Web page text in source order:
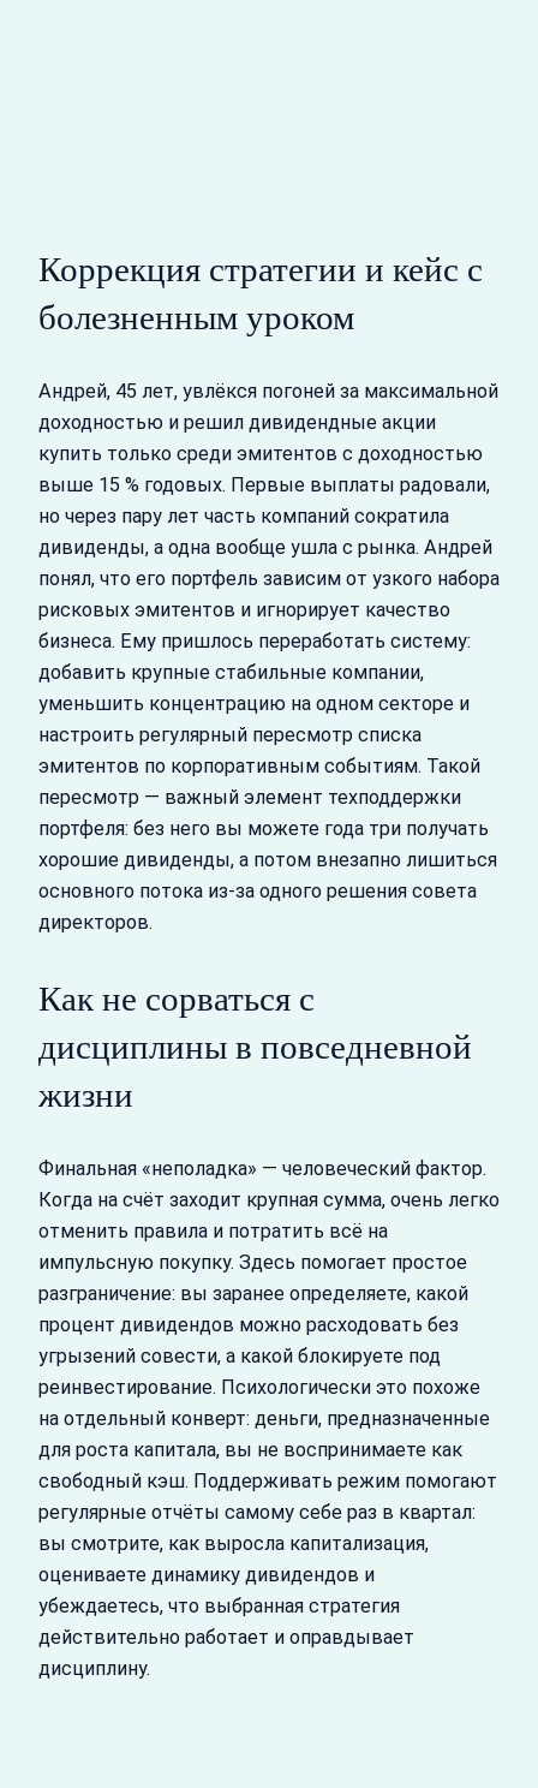
Коррекция стратегии и кейс с
болезненным уроком
Андрей, 45 лет, увлёкся погоней за максимальной
доходностью и решил дивидендные акции
купить только среди эмитентов с доходностью
выше 15 % годовых. Первые выплаты радовали,
но через пару лет часть компаний сократила
дивиденды, а одна вообще ушла с рынка. Андрей
понял, что его портфель зависим от узкого набора
рисковых эмитентов и игнорирует качество
бизнеса. Ему пришлось переработать систему:
добавить крупные стабильные компании,
уменьшить концентрацию на одном секторе и
настроить регулярный пересмотр списка
эмитентов по корпоративным событиям. Такой
пересмотр — важный элемент техподдержки
портфеля: без него вы можете года три получать
хорошие дивиденды, а потом внезапно лишиться
основного потока из‑за одного решения совета
директоров.
Как не сорваться с
дисциплины в повседневной
жизни
Финальная «неполадка» — человеческий фактор.
Когда на счёт заходит крупная сумма, очень легко
отменить правила и потратить всё на
импульсную покупку. Здесь помогает простое
разграничение: вы заранее определяете, какой
процент дивидендов можно расходовать без
угрызений совести, а какой блокируете под
реинвестирование. Психологически это похоже
на отдельный конверт: деньги, предназначенные
для роста капитала, вы не воспринимаете как
свободный кэш. Поддерживать режим помогают
регулярные отчёты самому себе раз в квартал:
вы смотрите, как выросла капитализация,
оцениваете динамику дивидендов и
убеждаетесь, что выбранная стратегия
действительно работает и оправдывает
дисциплину.